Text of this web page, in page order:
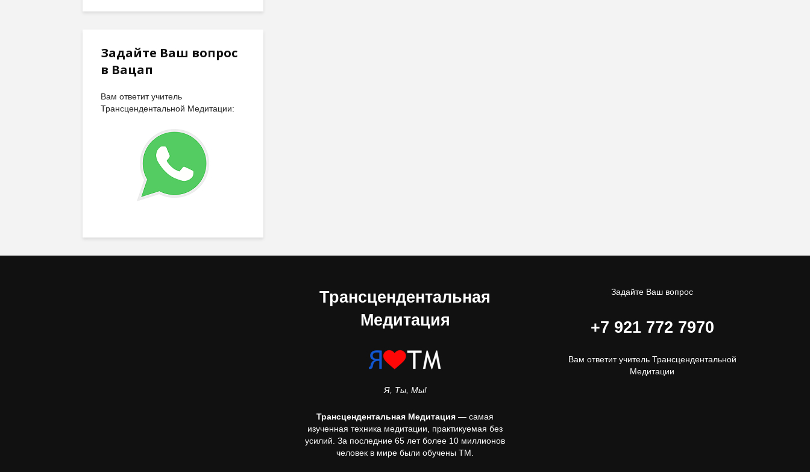
Задайте Ваш вопрос
в Вацап
Вам ответит учитель
Трансцендентальной Медитации:
Трансцендентальная
Медитация
Я, Ты, Мы!
Трансцендентальная Медитация — самая
изученная техника медитации, практикуемая без
усилий. За последние 65 лет более 10 миллионов
человек в мире были обучены ТМ.
Задайте Ваш вопрос
+7 921 772 7970
Вам ответит учитель Трансцендентальной
Медитации